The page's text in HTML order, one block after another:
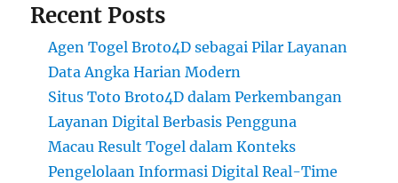
Recent Posts
Agen Togel Broto4D sebagai Pilar Layanan
Data Angka Harian Modern
Situs Toto Broto4D dalam Perkembangan
Layanan Digital Berbasis Pengguna
Macau Result Togel dalam Konteks
Pengelolaan Informasi Digital Real-Time